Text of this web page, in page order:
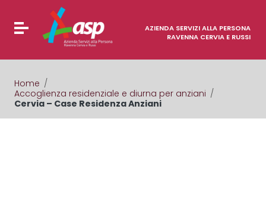
Vai ai contenuti
Vai al menu di navigazione
Vai al footer
Attiva / disattiva la navigazioneAZIENDA SERVIZI ALLA PERSONA
RAVENNA CERVIA E RUSSI
Home /
Accoglienza residenziale e diurna per anziani /
Cervia – Case Residenza Anziani